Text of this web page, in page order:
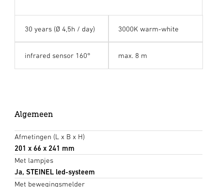
30 years (Ø 4,5h / day) 3000K warm-white
infrared sensor 160° max. 8 m
Algemeen
Afmetingen (L x B x H)
201 x 66 x 241 mm
Met lampjes
Ja, STEINEL led-systeem
Met bewegingsmelder